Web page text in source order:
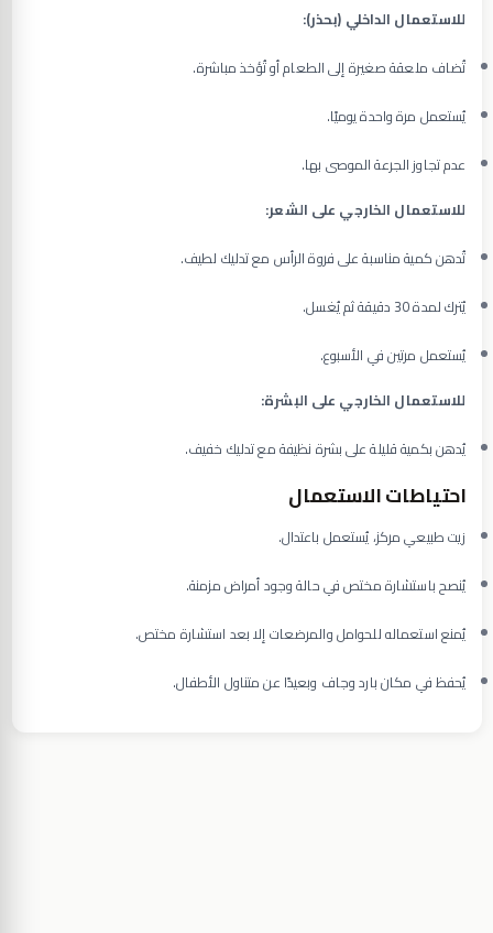
للاستعمال الداخلي (بحذر):
تُضاف ملعقة صغيرة إلى الطعام أو تُؤخذ مباشرة.
يُستعمل مرة واحدة يوميًا.
عدم تجاوز الجرعة الموصى بها.
للاستعمال الخارجي على الشعر:
تُدهن كمية مناسبة على فروة الرأس مع تدليك لطيف.
يُترك لمدة 30 دقيقة ثم يُغسل.
يُستعمل مرتين في الأسبوع.
للاستعمال الخارجي على البشرة:
يُدهن بكمية قليلة على بشرة نظيفة مع تدليك خفيف.
احتياطات الاستعمال
زيت طبيعي مركز، يُستعمل باعتدال.
يُنصح باستشارة مختص في حالة وجود أمراض مزمنة.
يُمنع استعماله للحوامل والمرضعات إلا بعد استشارة مختص.
يُحفظ في مكان بارد وجاف وبعيدًا عن متناول الأطفال.